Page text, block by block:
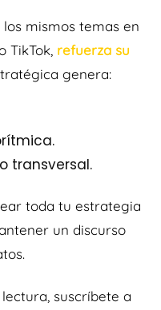
mismos temas en
TikTok, refuerza su
genera:
transversal.
toda tu estrategia
un discurso
suscríbete a